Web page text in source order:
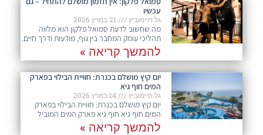
עכשיו
גל חיימוביץ
מה שחשוב לדעת סמואל פלקון הוא מלווה
תהליכי עומק המחבר בין גוף, מודעות ודרך חיים.
להמשך קריאה »
יום קיץ מושלם בכנרת: חוויית הבילוי בפארק
המים חוף גיא
גל חיימוביץ
יום קיץ מושלם בכנרת: חוויית הבילוי בפארק
המים חוף גיא חוף גיא פארק המים המוביל
להמשך קריאה »